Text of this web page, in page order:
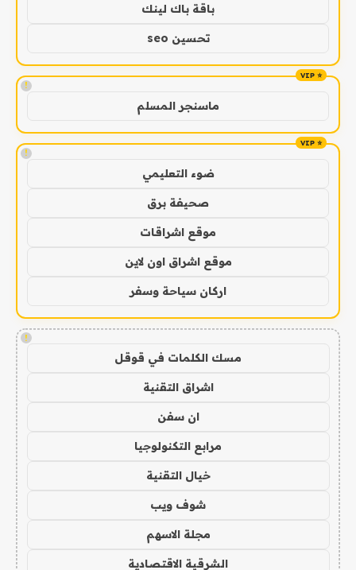
باقة باك لينك
تحسين seo
!
ماسنجر المسلم
!
ضوء التعليمي
صحيفة برق
موقع اشراقات
موقع اشراق اون لاين
اركان سياحة وسفر
!
مسك الكلمات في قوقل
اشراق التقنية
ان سفن
مرابع التكنولوجيا
خيال التقنية
شوف ويب
مجلة الاسهم
الشرقية الاقتصادية